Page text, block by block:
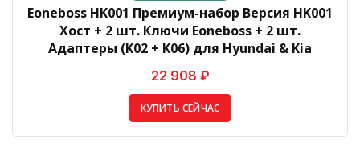
Eoneboss HK001 Премиум-набор Версия HK001
Хост + 2 шт. Ключи Eoneboss + 2 шт.
Адаптеры (K02 + K06) для Hyundai & Kia
22 908 ₽
КУПИТЬ СЕЙЧАС